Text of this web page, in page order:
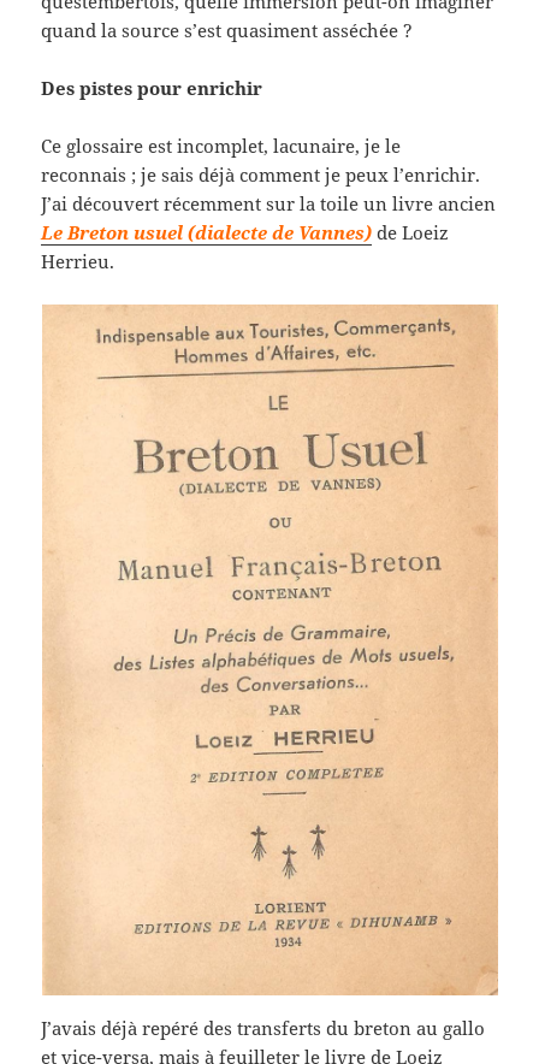
quand la source s’est quasiment asséchée ?
Des pistes pour enrichir
Ce glossaire est incomplet, lacunaire, je le
reconnais ; je sais déjà comment je peux l’enrichir.
J’ai découvert récemment sur la toile un livre ancien
Le Breton usuel (dialecte de Vannes) de Loeiz
Herrieu.
J’avais déjà repéré des transferts du breton au gallo
et vice-versa, mais à feuilleter le livre de Loeiz